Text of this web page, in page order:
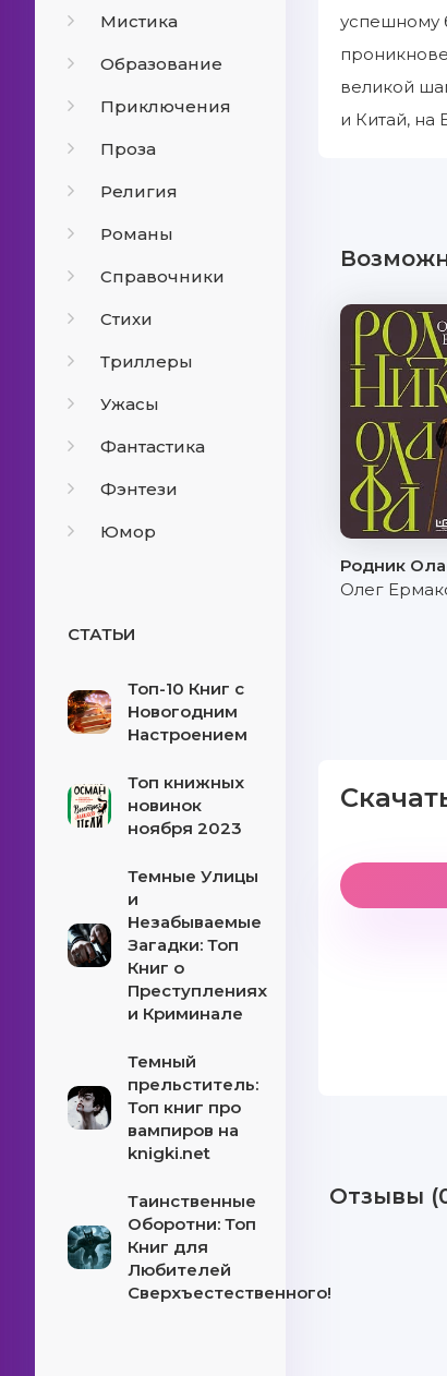
Мистика
Образование
Приключения
Проза
Религия
Романы
Справочники
Стихи
Триллеры
Ужасы
Фантастика
Фэнтези
Юмор
СТАТЬИ
Топ-10 Книг с
Новогодним
Настроением
Топ книжных
новинок
ноября 2023
Темные Улицы
и
Незабываемые
Загадки: Топ
Книг о
Преступлениях
и Криминале
Темный
прельститель:
Топ книг про
вампиров на
knigki.net
Таинственные
Оборотни: Топ
Книг для
Любителей
Сверхъестественного!
успешному
великой
и Китай, на
Родник
Олег
Отзывы